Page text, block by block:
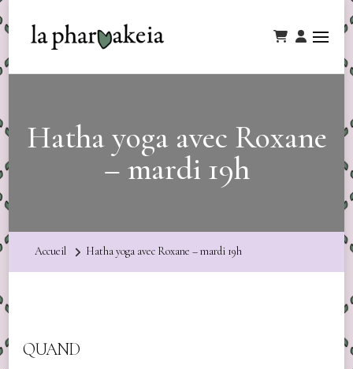
Hatha yoga avec Roxane
– mardi 19h
Accueil Hatha yoga avec Roxane – mardi 19h
QUAND